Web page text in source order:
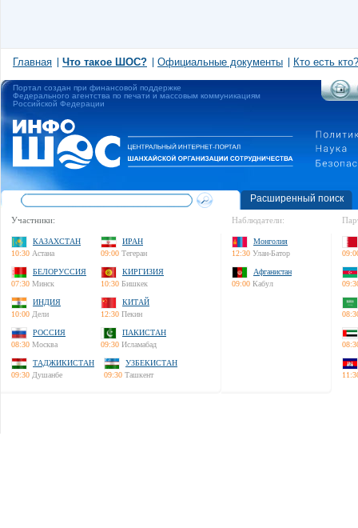
Главная Что такое ШОС? Официальные документы Кто есть кто?
Портал создан при финансовой поддержке
Федерального агентства по печати и массовым коммуникациям
Российской Федерации
Расширенный поиск
Участники:
КАЗАХСТАН
10:30 Астана
ИРАН
09:00 Тегеран
БЕЛОРУССИЯ
07:30 Минск
КИРГИЗИЯ
10:30 Бишкек
ИНДИЯ
10:00 Дели
КИТАЙ
12:30 Пекин
РОССИЯ
08:30 Москва
ПАКИСТАН
09:30 Исламабад
ТАДЖИКИСТАН
09:30 Душанбе
УЗБЕКИСТАН
09:30 Ташкент
Наблюдатели:
Монголия
12:30 Улан-Батор
Афганистан
09:00 Кабул